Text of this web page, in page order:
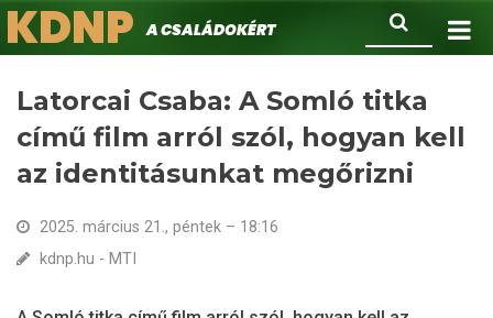
Ugrás
a
Keresés
KDNPA családokért.
Latorcai Csaba: A Somló titka
című film arról szól, hogyan kell
az identitásunkat megőrizni
2025. március 21., péntek – 18:16
kdnp.hu - MTI